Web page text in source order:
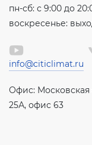
пн-сб: с 9:00 до
воскресенье:
info@citiclimat.ru
Офис: Московская
25А, офис 63